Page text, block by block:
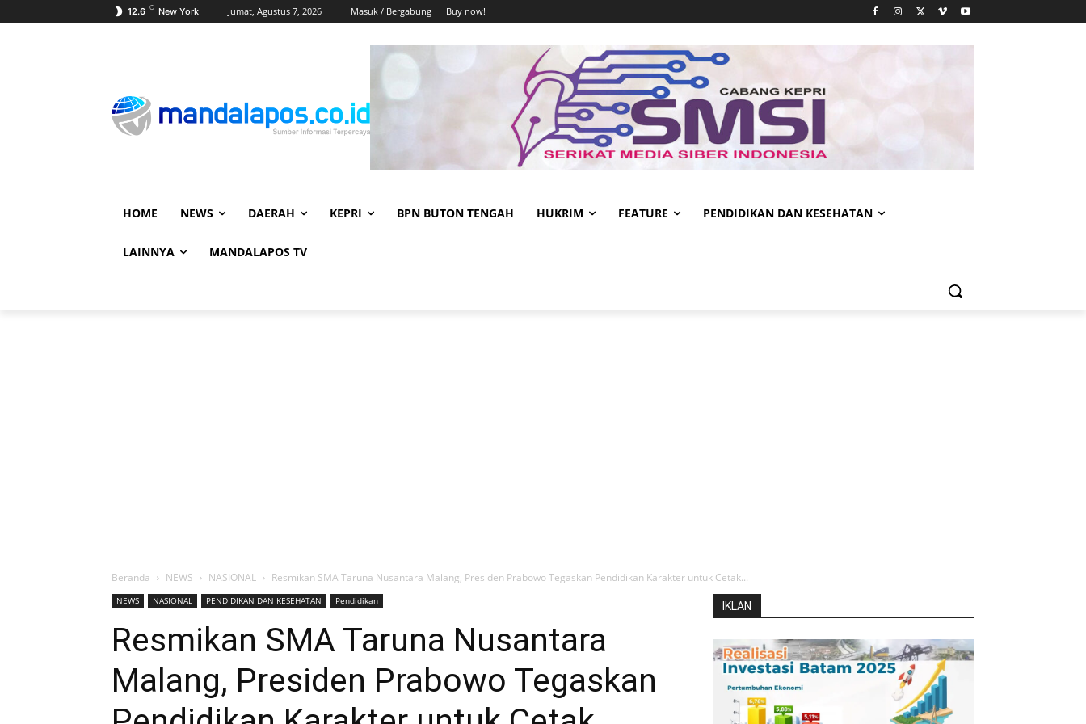
12.6 C New York Jumat, Agustus 7, 2026 Masuk / Bergabung Buy now!
HOME NEWS DAERAH KEPRI BPN BUTON TENGAH HUKRIM FEATURE PENDIDIKAN DAN KESEHATAN
LAINNYA MANDALAPOS TV
Beranda NEWS NASIONAL Resmikan SMA Taruna Nusantara Malang, Presiden Prabowo Tegaskan Pendidikan Karakter untuk Cetak...
NEWS NASIONAL PENDIDIKAN DAN KESEHATAN Pendidikan
Resmikan SMA Taruna Nusantara
Malang, Presiden Prabowo Tegaskan
IKLAN